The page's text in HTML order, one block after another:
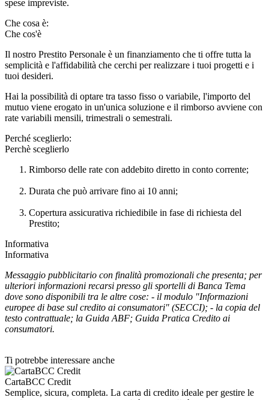
spese impreviste.
Che cosa è:
Che cos'è
Il nostro Prestito Personale è un finanziamento che ti offre tutta la
semplicità e l'affidabilità che cerchi per realizzare i tuoi progetti e i
tuoi desideri.
Hai la possibilità di optare tra tasso fisso o variabile, l'importo del
mutuo viene erogato in un'unica soluzione e il rimborso avviene con
rate variabili mensili, trimestrali o semestrali.
Perché sceglierlo:
Perchè sceglierlo
Rimborso delle rate con addebito diretto in conto corrente;
Durata che può arrivare fino ai 10 anni;
Copertura assicurativa richiedibile in fase di richiesta del
Prestito;
Informativa
Informativa
Messaggio pubblicitario con finalità promozionali che presenta; per
ulteriori informazioni recarsi presso gli sportelli di Banca Tema
dove sono disponibili tra le altre cose: - il modulo "Informazioni
europee di base sul credito ai consumatori" (SECCI); - la copia del
testo contrattuale; la Guida ABF; Guida Pratica Credito ai
consumatori.
Ti potrebbe interessare anche
CartaBCC Credit
Semplice, sicura, completa. La carta di credito ideale per gestire le